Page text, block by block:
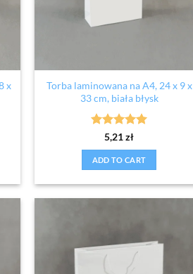
x
Torba laminowana na A4, 24 x 9 x
33 cm, biała błysk
Rated 5
5,21zł
ADD TO CART